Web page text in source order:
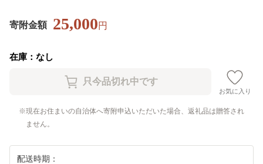
寄附金額 25,000円
在庫：なし
お気に入り
現在お住まいの自治体へ寄附申込いただいた場合、返礼品は贈答され
ません。
配送時期：